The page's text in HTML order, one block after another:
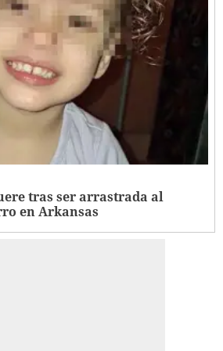
tras ser arrastrada al
en Arkansas